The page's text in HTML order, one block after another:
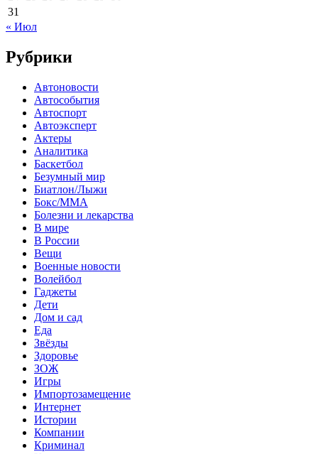
31
« Июл
Рубрики
Автоновости
Автособытия
Автоспорт
Автоэксперт
Актеры
Аналитика
Баскетбол
Безумный мир
Биатлон/Лыжи
Бокс/MMA
Болезни и лекарства
В мире
В России
Вещи
Военные новости
Волейбол
Гаджеты
Дети
Дом и сад
Еда
Звёзды
Здоровье
ЗОЖ
Игры
Импортозамещение
Интернет
Истории
Компании
Криминал